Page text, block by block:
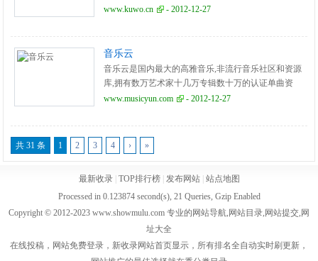
MV播放等服务。
www.kuwo.cn - 2012-12-27
音乐云
音乐云是国内最大的高雅音乐,非流行音乐社区和资源
库,拥有数万艺术家十几万专辑数十万的认证单曲资
源,40多万的注册会员,10多年的建站历史,前身为雅燃
www.musicyun.com - 2012-12-27
共 31 条 1 2 3 4 › »
最新收录| TOP排行榜| 发布网站| 站点地图
Processed in 0.123874 second(s), 21 Queries, Gzip Enabled
Copyright © 2012-2023 www.showmulu.com 专业的网站导航,网站目录,网站提交,网
址大全
在线投稿，网站免费登录，新收录网站首页显示，所有排名全自动实时刷更新，